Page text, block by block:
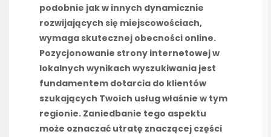
podobnie jak w innych dynamicznie
rozwijających się miejscowościach,
wymaga skutecznej obecności online.
Pozycjonowanie strony internetowej w
lokalnych wynikach wyszukiwania jest
fundamentem dotarcia do klientów
szukających Twoich usług właśnie w tym
regionie. Zaniedbanie tego aspektu
może oznaczać utratę znaczącej części